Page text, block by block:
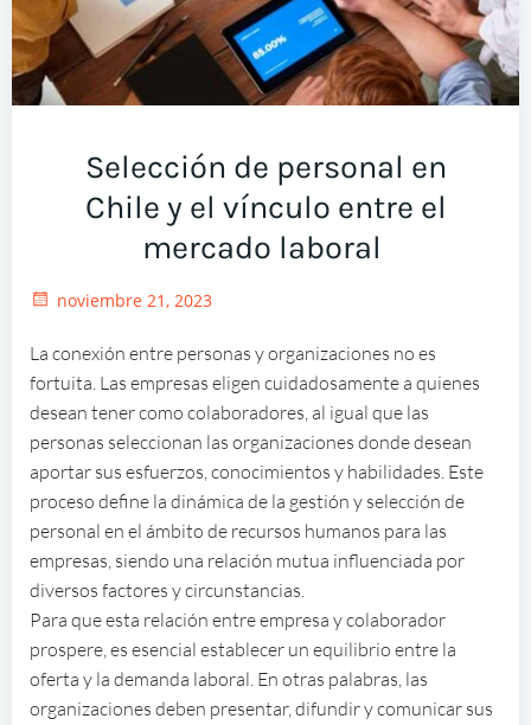
Selección de personal en
Chile y el vínculo entre el
mercado laboral
noviembre 21, 2023
La conexión entre personas y organizaciones no es
fortuita. Las empresas eligen cuidadosamente a quienes
desean tener como colaboradores, al igual que las
personas seleccionan las organizaciones donde desean
aportar sus esfuerzos, conocimientos y habilidades. Este
proceso define la dinámica de la gestión y selección de
personal en el ámbito de recursos humanos para las
empresas, siendo una relación mutua influenciada por
diversos factores y circunstancias.
Para que esta relación entre empresa y colaborador
prospere, es esencial establecer un equilibrio entre la
oferta y la demanda laboral. En otras palabras, las
organizaciones deben presentar, difundir y comunicar sus